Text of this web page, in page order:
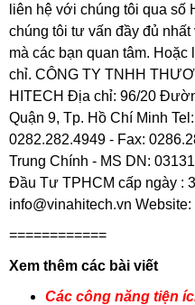
liên hệ với chúng tôi qua
chúng tôi tư vấn đầy đủ
mà các bạn quan tâm.
chỉ. CÔNG TY TNHH
HITECH Địa chỉ: 96/20
Quận 9, Tp. Hồ Chí Minh
0282.282.4949 - Fax:
Trung Chính - MS DN:
Đầu Tư TPHCM cấp ngày :
info@vinahitech.vn
============
Xem thêm các bài viết
Các công năng tiện